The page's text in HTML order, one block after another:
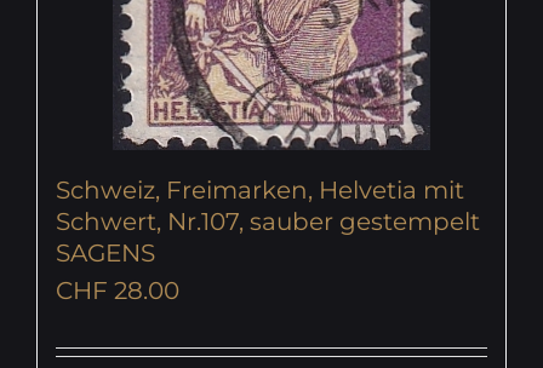
Schweiz, Freimarken, Helvetia mit
Schwert, Nr.107, sauber gestempelt
SAGENS
CHF 28.00